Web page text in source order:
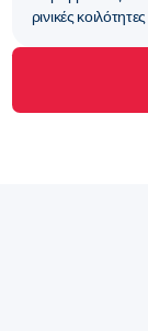
ρινικές κοιλότητες